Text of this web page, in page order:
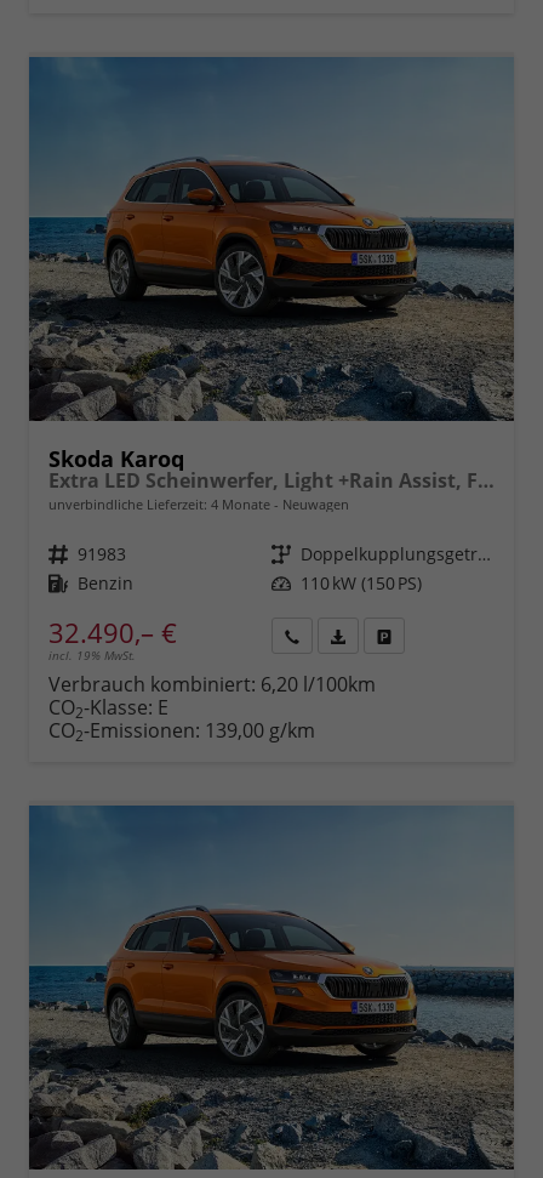
Skoda Karoq
Extra LED Scheinwerfer, Light +Rain Assist, Front + Lane 8" Entertainment, ESP mit ABS, MSR, ASR, EDS, HBA, DSR, RBS, MKB,Climatronic, Parksensoren, Sitzhzg., 17" ALU uvm.
unverbindliche Lieferzeit: 4 Monate Neuwagen
Fahrzeugnr. 91983 Getriebe
Doppelkupplungsgetriebe (DSG)
Kraftstoff Benzin Leistung 110 kW (150 PS)
32.490,– €
incl. 19% MwSt.
anfordern
Datei,
Verbrauch kombiniert: 6,20 l/100km
CO2-Klasse: E
CO2-Emissionen: 139,00 g/km